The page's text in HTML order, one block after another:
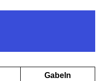
Gabeln